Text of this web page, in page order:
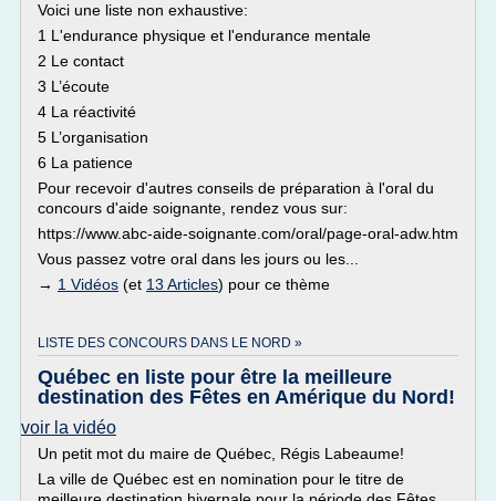
Voici une liste non exhaustive:
1 L'endurance physique et l'endurance mentale
2 Le contact
3 L’écoute
4 La réactivité
5 L’organisation
6 La patience
Pour recevoir d'autres conseils de préparation à l'oral du
concours d'aide soignante, rendez vous sur:
https://www.abc-aide-soignante.com/oral/page-oral-adw.htm
Vous passez votre oral dans les jours ou les...
→ 1 Vidéos (et 13 Articles) pour ce thème
LISTE DES CONCOURS DANS LE NORD »
Québec en liste pour être la meilleure
destination des Fêtes en Amérique du Nord!
voir la vidéo
Un petit mot du maire de Québec, Régis Labeaume!
La ville de Québec est en nomination pour le titre de